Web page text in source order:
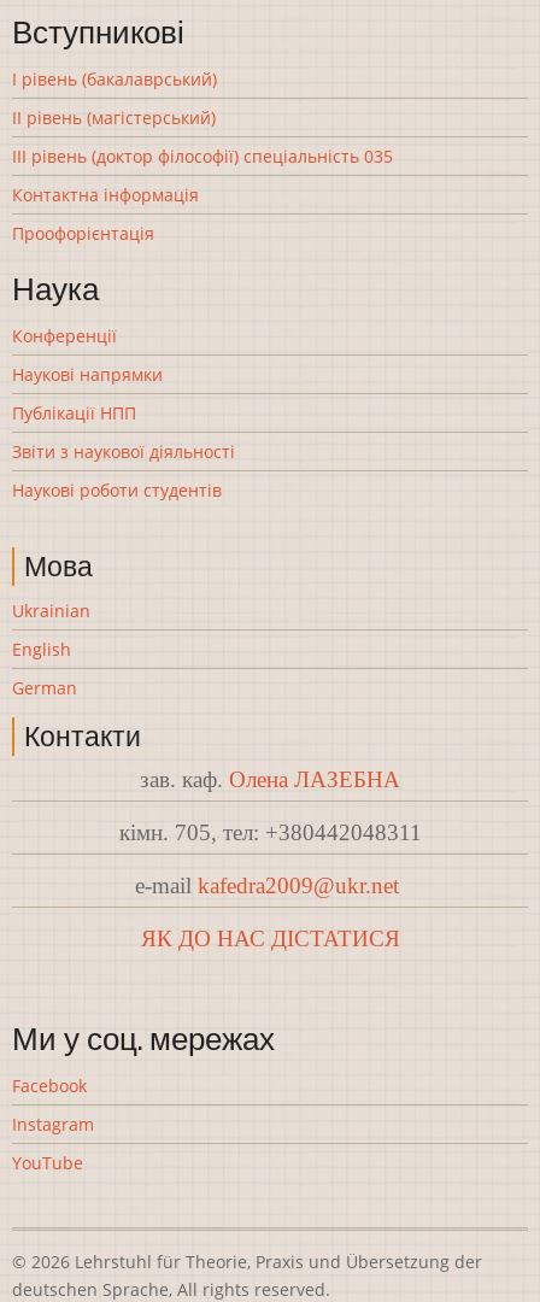
Вступникові
І рівень (бакалаврський)
ІІ рівень (магістерський)
ІІІ рівень (доктор філософії) спеціальність 035
Контактна інформація
Проофорієнтація
Наука
Конференції
Наукові напрямки
Публікації НПП
Звіти з наукової діяльності
Наукові роботи студентів
Мова
Ukrainian
English
German
Контакти
зав. каф. Олена ЛАЗЕБНА
кімн. 705, тел: +380442048311
e-mail kafedra2009@ukr.net
ЯК ДО НАС ДІСТАТИСЯ
Ми у соц. мережах
Facebook
Instagram
YouTube
© 2026 Lehrstuhl für Theorie, Praxis und Übersetzung der
deutschen Sprache, All rights reserved.